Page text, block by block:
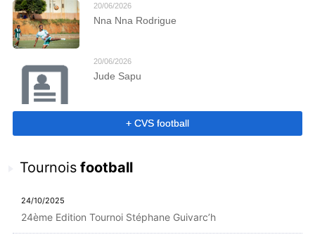
20/06/2026
Nna Nna Rodrigue
20/06/2026
Jude Sapu
+ CVS football
Tournoisfootball
24/10/2025
24ème Edition Tournoi Stéphane Guivarc’h